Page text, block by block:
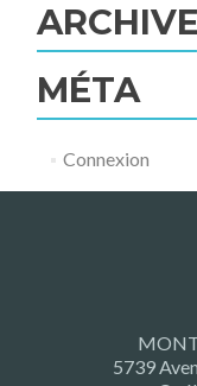
MÉTA
Connexion
5739